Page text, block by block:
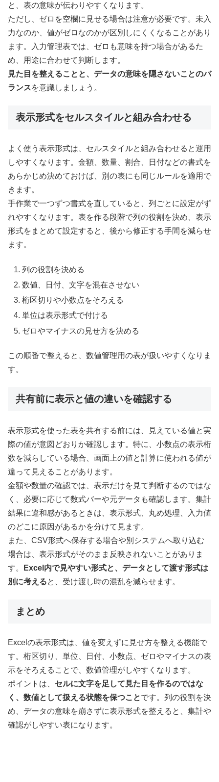
と、表の意味が伝わりやすくなります。
ただし、ゼロを空欄に見せる場合は注意が必要です。未入
力なのか、値がゼロなのかが区別しにくくなることがあり
ます。入力管理表では、ゼロも意味を持つ場合があるた
め、用途に合わせて判断します。
見た目を整えることと、データの意味を隠さないことのバ
ランスを意識しましょう。
表示形式をセルスタイルと組み合わせる
よく使う表示形式は、セルスタイルと組み合わせると運用
しやすくなります。金額、数量、割合、日付などの書式を
あらかじめ決めておけば、別の表にも同じルールを適用で
きます。
手作業で一つずつ書式を直していると、列ごとに設定がず
れやすくなります。表を作る段階で列の役割を決め、表示
形式をまとめて設定すると、後から修正する手間を減らせ
ます。
列の役割を決める
数値、日付、文字を混在させない
桁区切りや小数点をそろえる
単位は表示形式で付ける
ゼロやマイナスの見せ方を決める
この順番で整えると、数値管理用の表が扱いやすくなりま
す。
共有前に表示と値の違いを確認する
表示形式を使った表を共有する前には、見えている値と実
際の値が意図どおりか確認します。特に、小数点の表示桁
数を減らしている場合、画面上の値と計算に使われる値が
違って見えることがあります。
金額や数量の確認では、表示だけを見て判断するのではな
く、必要に応じて数式バーや元データも確認します。集計
結果に違和感があるときは、表示形式、丸め処理、入力値
のどこに原因があるかを分けて見ます。
また、CSV形式へ保存する場合や別システムへ取り込む
場合は、表示形式がそのまま反映されないことがありま
す。
Excel内で見やすい形式と、データとして渡す形式は
別に考えると、受け渡し時の混乱を減らせます。
まとめ
Excelの表示形式は、値を変えずに見せ方を整える機能で
す。桁区切り、単位、日付、小数点、ゼロやマイナスの表
示をそろえることで、数値管理がしやすくなります。
ポイントは、 セルに文字を足して見た目を作るのではな
く、数値として扱える状態を保つことです。列の役割を決
め、データの意味を崩さずに表示形式を整えると、集計や
確認がしやすい表になります。